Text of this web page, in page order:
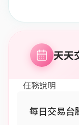
天天
任務說明
每日交易台